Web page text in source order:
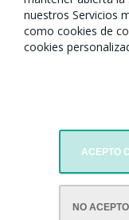
nuestros Servicios
como cookies de
cookies
ACEPTO
NO
Escola Xinesa de